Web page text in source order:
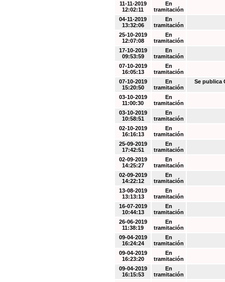
11-11-2019
12:02:11
En
tramitación
04-11-2019
13:32:06
En
tramitación
25-10-2019
12:07:08
En
tramitación
17-10-2019
09:53:59
En
tramitación
07-10-2019
16:05:13
En
tramitación
07-10-2019
15:20:50
En
tramitación
Se publica
03-10-2019
11:00:30
En
tramitación
03-10-2019
10:58:51
En
tramitación
02-10-2019
16:16:13
En
tramitación
25-09-2019
17:42:51
En
tramitación
02-09-2019
14:25:27
En
tramitación
02-09-2019
14:22:12
En
tramitación
13-08-2019
13:13:13
En
tramitación
16-07-2019
10:44:13
En
tramitación
26-06-2019
11:38:19
En
tramitación
09-04-2019
16:24:24
En
tramitación
09-04-2019
16:23:20
En
tramitación
09-04-2019
16:15:53
En
tramitación